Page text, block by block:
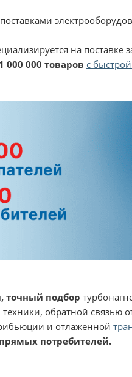
на
000 000 товаров с
точный подбор
техники, обратной связью
и отлаженной
потребителей.